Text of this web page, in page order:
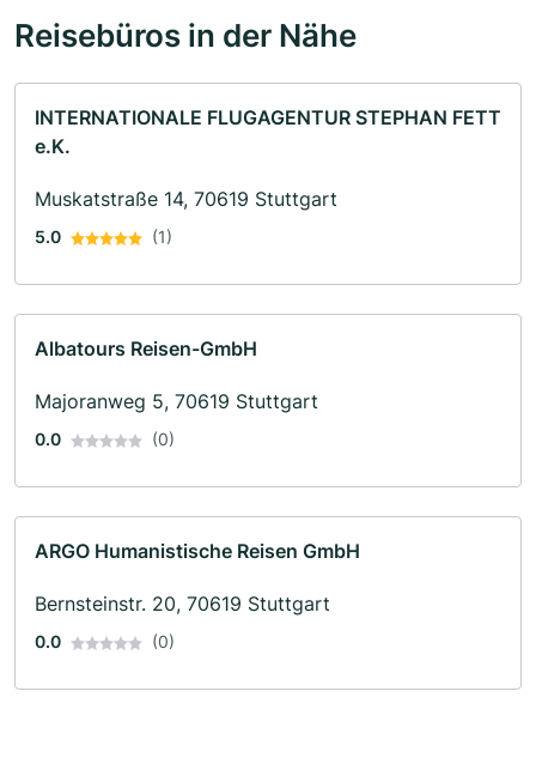
Reisebüros in der Nähe
INTERNATIONALE FLUGAGENTUR STEPHAN FETT
e.K.
Muskatstraße 14, 70619 Stuttgart
5.0 (1)
Albatours Reisen-GmbH
Majoranweg 5, 70619 Stuttgart
0.0 (0)
ARGO Humanistische Reisen GmbH
Bernsteinstr. 20, 70619 Stuttgart
0.0 (0)